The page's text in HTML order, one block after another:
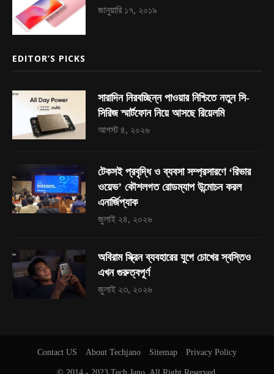
জানুয়ারি ১৭, ২০১৯
EDITOR’S PICKS
সারাদিন নিরবচ্ছিন্ন পাওয়ার নিশ্চিতে নতুন সি-
সিরিজ স্মার্টফোন নিয়ে আসছে রিয়েলমি
আগস্ট ৪, ২০২৬
টেকসই প্রবৃদ্ধি ও ব্যবসা সম্প্রসারণে ‘রিভার
ওয়েভ’ কৌশলগত রোডম্যাপ উন্মোচন করল
এনার্জিপ্যাক
জুলাই ২৪, ২০২৬
অবিরাম স্ক্রিন ব্যবহারের যুগে চোখের স্বস্তিও
এখন গুরুত্বপূর্ণ
জুলাই ২৩, ২০২৬
Contact US About Techjano Sitemap Privacy Policy